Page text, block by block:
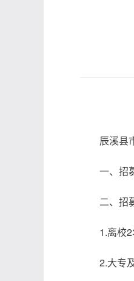
辰溪县
一、招
二、招
1.离校
2.大专